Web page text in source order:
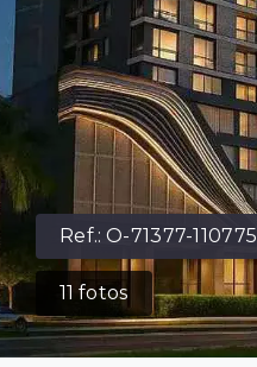
Ref.:O-71377-110775
11 fotos